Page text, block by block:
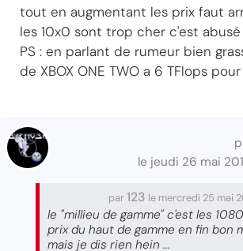
tout en augmentant les prix faut
les 10x0 sont trop cher c'est abusé
PS : en parlant de rumeur bien
de XBOX ONE TWO a 6 TFlops
le jeudi 26 mai
par123 le mercredi 25 mai
le "millieu de gamme" c'est les
prix du haut de gamme en fin bon
mais je dis rien hein ...